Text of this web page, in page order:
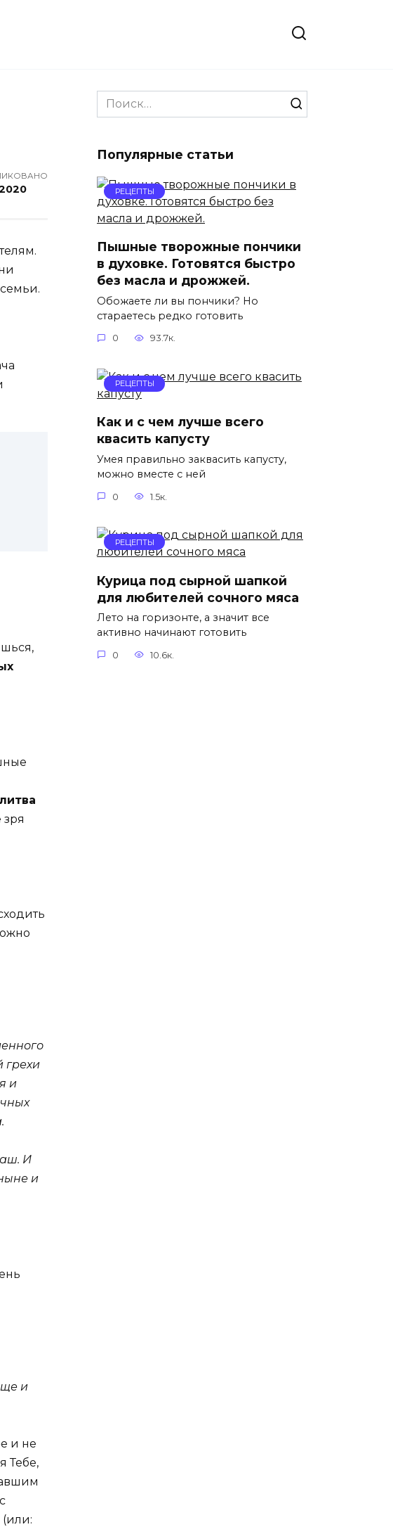
грехи
и
И
и
и
и не
Тебе,
Search
for:
Популярные статьи
РЕЦЕПТЫ
Пышные творожные пончики
в духовке. Готовятся быстро
без масла и дрожжей.
Обожаете ли вы пончики? Но
стараетесь редко готовить
0 93.7к.
РЕЦЕПТЫ
Как и с чем лучше всего
квасить капусту
Умея правильно заквасить капусту,
можно вместе с ней
0 1.5к.
РЕЦЕПТЫ
Курица под сырной шапкой
для любителей сочного мяса
Лето на горизонте, а значит все
активно начинают готовить
0 10.6к.